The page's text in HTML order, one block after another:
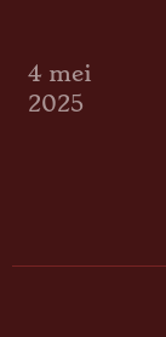
4 mei
2025